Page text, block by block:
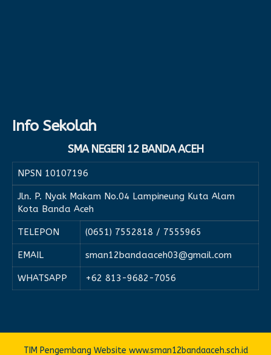
Info Sekolah
SMA NEGERI 12 BANDA ACEH
NPSN 10107196
Jln. P. Nyak Makam No.04 Lampineung Kuta Alam
Kota Banda Aceh
TELEPON (0651) 7552818 / 7555965
EMAIL sman12bandaaceh03@gmail.com
WHATSAPP +62 813-9682-7056
TIM Pengembang Website www.sman12bandaaceh.sch.id